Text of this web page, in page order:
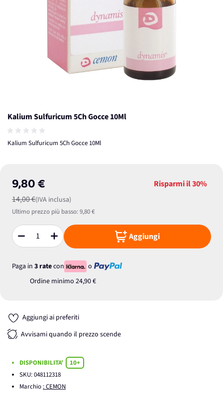
Kalium Sulfuricum 5Ch Gocce 10Ml
Kalium Sulfuricum 5Ch Gocce 10Ml
9,80 €
14,00 €(IVA inclusa)
Risparmi il30%
Ultimo prezzo più basso:9,80 €
Quantità Aggiungi
Paga in 3 ratecon
o
Ordine minimo 24,90 €
Aggiungi ai preferiti
Avvisami quando il prezzo scende
DISPONIBILITA'
10+
SKU:048112318
Marchio : CEMON